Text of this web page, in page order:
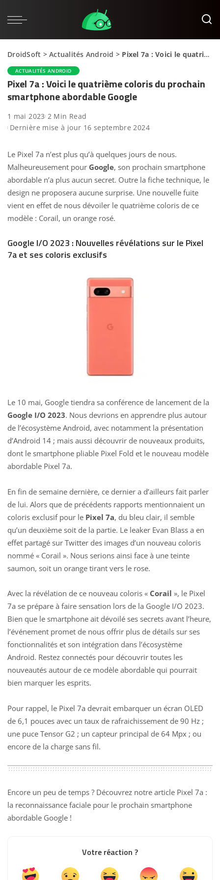
DroidSoft >Actualités Android > Pixel 7a : Voici le quatrième coloris du prochain smartphone abordable Google
ACTUALITÉS ANDROID
Pixel 7a : Voici le quatrième coloris du prochain
smartphone abordable Google
1 mai 2023 2 Min Read
Dernière mise à jour 16 septembre 2024
Le Pixel 7a n’est plus qu’à quelques jours de nous.
Malheureusement pour Google, son prochain smartphone
abordable n’a plus aucun secret. Outre la fiche technique, le
design ne proposera aucune surprise. Une nouvelle fuite
vient en effet de nous dévoiler le quatrième coloris de ce
modèle : Corail, un orange rosé.
Google I/O 2023 : Nouvelles révélations sur le Pixel
7a et ses coloris exclusifs
Le 10 mai, Google tiendra sa conférence de lancement de la
Google I/O 2023. Nous devrions en apprendre plus autour
de l’écosystème Android, avec notamment la présentation
d’Android 14 ; mais aussi découvrir de nouveaux produits,
dont le smartphone pliable Pixel Fold et le nouveau modèle
abordable Pixel 7a.
En fin de semaine dernière, ce dernier a d’ailleurs fait parler
de lui. Alors que de précédents rapports mentionnaient un
coloris exclusif pour le Pixel 7a, du bleu clair, il semble
qu’un deuxième soit de la partie. Le leaker Evan Blass a en
effet partagé sur Twitter des images d’un nouveau coloris
nommé « Corail ». Nous serions ainsi face à une teinte
saumon, soit un orange tirant vers le rose.
Avec la révélation de ce nouveau coloris « Corail », le Pixel
7a se prépare à faire sensation lors de la Google I/O 2023.
Bien que le smartphone ait dévoilé ses secrets avant l’heure,
l’événement promet de nous offrir plus de détails sur ses
fonctionnalités et son intégration dans l’écosystème
Android. Restez connectés pour découvrir toutes les
nouveautés autour de ce modèle abordable qui pourrait
bien marquer les esprits.
Pour rappel, le Pixel 7a devrait embarquer un écran OLED
de 6,1 pouces avec un taux de rafraichissement de 90 Hz ;
une puce Tensor G2 ; un capteur principal de 64 Mpx ; ou
encore de la charge sans fil.
Encore un peu de temps ? Découvrez notre article Pixel 7a :
la reconnaissance faciale pour le prochain smartphone
abordable Google !
Votre réaction ?